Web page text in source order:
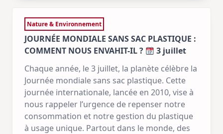
Nature & Environnement
JOURNÉE MONDIALE SANS SAC PLASTIQUE :
COMMENT NOUS ENVAHIT-IL ?
3 juillet
Chaque année, le 3 juillet, la planète célèbre la
Journée mondiale sans sac plastique. Cette
journée internationale, lancée en 2010, vise à
nous rappeler l’urgence de repenser notre
consommation et notre gestion du plastique
à usage unique. Partout dans le monde, des